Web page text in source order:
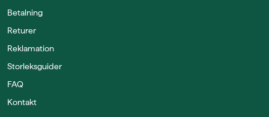
Betalning
Returer
Reklamation
Storleksguider
FAQ
Kontakt